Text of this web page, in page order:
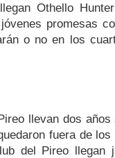
Othello
promesas
o no en los
llevan dos
fuera de
del Pireo llegan